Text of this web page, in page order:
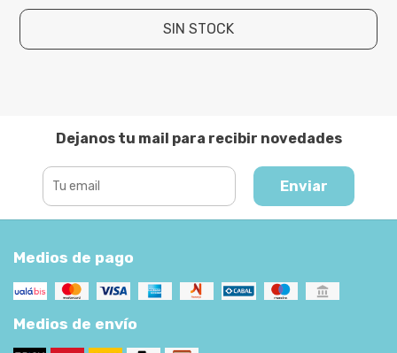
SIN STOCK
Dejanos tu mail para recibir novedades
Enviar
Medios de pago
Medios de envío